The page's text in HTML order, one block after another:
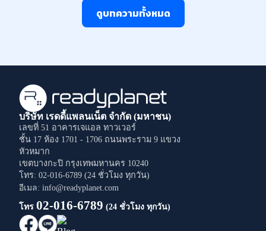
ดูบทความทั้งหมด
บริษัท เรดดี้แพลนเน็ต จำกัด (มหาชน)
เลขที่ 51 อาคารเจแอล ทาวเวอร์
ชั้น 17 ห้อง 1701 - 1706 ถนนพระราม 9 แขวง
หัวหมาก
เขตบางกะปิ กรุงเทพมหานคร 10240
โทร: 02-016-6789 (24 ชั่วโมง ทุกวัน)
อีเมล: info@readyplanet.com
โทร 02-016-6789 (24 ชั่วโมง ทุกวัน)